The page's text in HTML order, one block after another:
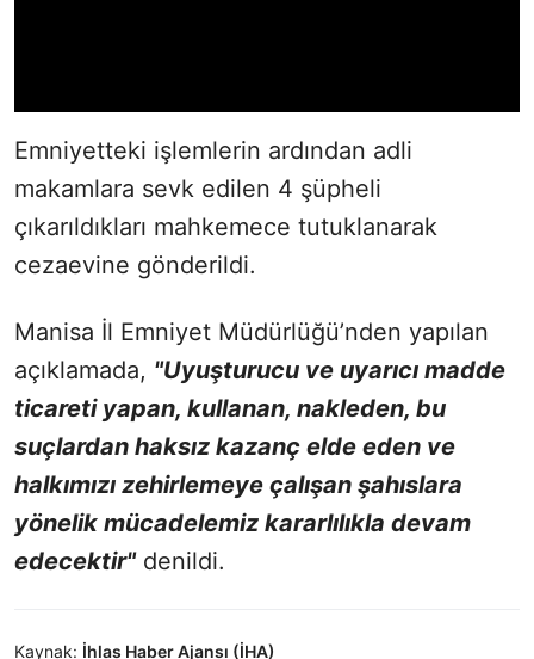
Emniyetteki işlemlerin ardından adli
makamlara sevk edilen 4 şüpheli
çıkarıldıkları mahkemece tutuklanarak
cezaevine gönderildi.
Manisa İl Emniyet Müdürlüğü’nden yapılan
açıklamada, "Uyuşturucu ve uyarıcı madde
ticareti yapan, kullanan, nakleden, bu
suçlardan haksız kazanç elde eden ve
halkımızı zehirlemeye çalışan şahıslara
yönelik mücadelemiz kararlılıkla devam
edecektir"denildi.
Kaynak: İhlas Haber Ajansı (İHA)